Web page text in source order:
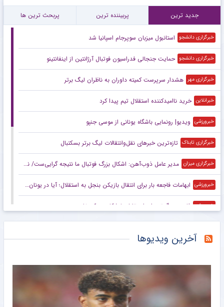
جدید ترین پربیننده ترین پربحث ترین ها
خبرگزاری دانشجو استانبول میزبان سوپرجام اسپانیا شد
خبرگزاری دانشجو حمایت جنجالی فدراسیون فوتبال آرژانتین از اینفانتینو
خبرگزاری مهر هشدار سرپرست ‌کمیته داوران به ناظران لیگ برتر
خبرانلاین خرید ناامیدکننده استقلال تیم پیدا کرد
خبرورزشی ویدیو| رونمایی باشگاه یونانی از موسی جنپو
خبرگزاری تابناک تازه‌ترین خبرهای نقل‌وانتقالات لیگ برتر بسکتبال
خبرگزاری میزان مدیر عامل ذوب‌آهن: اشکال بزرگ فوتبال ما نتیجه گرایی‌ست/ نتیجه‌گرایی قدرت ریسک مدیران و مربیان را پایین می‌آورد
خبرورزشی ابهامات فاجعه بار برای انتقال بازیکن بنجل به استقلال؛ آیا در یونان هم به موسی جنپو یک میلیون دلار پیش پرداخت دادند؟!
خبرورزشی فاجعه بزرگ‌تر برای استقلال با شکایت یک خارجی
لیورپول به جذب بارکولا نزدیک شد با توافق اولیه بر سر انتقال ستاره PSG
امضای سند همکاری سه‌ساله دنیامالی با همتای آذربایجانی
آخرین ویدیوها